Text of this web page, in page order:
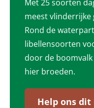
Met 25 soorten
meest vlinderrijke
Rond de
libellensoorten
door de
hier broeden.